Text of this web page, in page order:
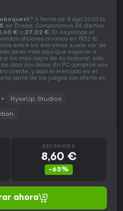
? A fecha de 8 ago 2026 la
en Eneba. Comparamos 34 ofertas
€ a 27,02 €. En keyshops el
oficiales arranca en 19,52 €.
entre los extremos suele ser de
pesa más aquí que esperar a
los más bajos de su historial, solo
días con datos. En PC compras una
cliente, y aquí el mercado es el
parte de los juegos con oferta en
RyseUp Studios
KEYSHOPS
8,60 €
-65%
ahora